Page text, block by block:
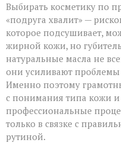
Выбирать косметику по
«подруга хвалит» —
которое подсушивает,
жирной кожи, но
натуральные масла не
они усиливают проблемы
Именно поэтому
с понимания типа кожи и
профессиональные
только в связке с
рутиной.